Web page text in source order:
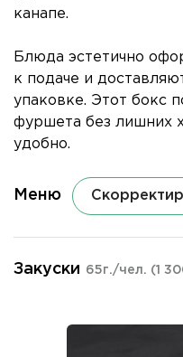
канапе.
Блюда эстетично
к подаче и
упаковке. Этот бокс
фуршета без лишних
удобно.
Меню
Закуски 65г./чел. (1